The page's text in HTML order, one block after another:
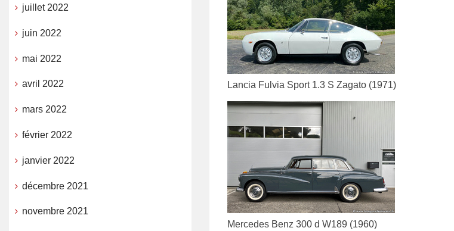
Lancia Fulvia Sport 1.3 S Zagato (1971)
Mercedes Benz 300 d W189 (1960)
juillet 2022
juin 2022
mai 2022
avril 2022
mars 2022
février 2022
janvier 2022
décembre 2021
novembre 2021